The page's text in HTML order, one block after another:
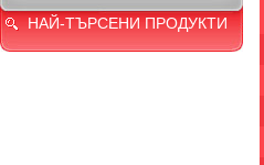
НАЙ-ТЪРСЕНИ ПРОДУКТИ